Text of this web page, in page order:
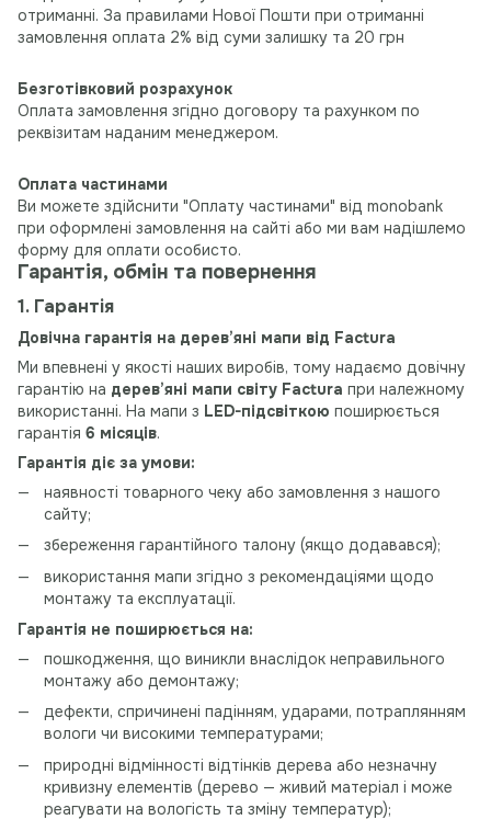
отриманні. За правилами Нової Пошти при отриманні
замовлення оплата 2% від суми залишку та 20 грн
Безготівковий розрахунок
Оплата замовлення згідно договору та рахунком по
реквізитам наданим менеджером.
Оплата частинами
Ви можете здійснити "Оплату частинами" від monobank
при оформлені замовлення на сайті або ми вам надішлемо
форму для оплати особисто.
Гарантія, обмін та повернення
1. Гарантія
Довічна гарантія на дерев’яні мапи від Factura
Ми впевнені у якості наших виробів, тому надаємо довічну
гарантію на дерев’яні мапи світу Factura при належному
використанні. На мапи з LED-підсвіткою поширюється
гарантія 6 місяців.
Гарантія діє за умови:
наявності товарного чеку або замовлення з нашого
сайту;
збереження гарантійного талону (якщо додавався);
використання мапи згідно з рекомендаціями щодо
монтажу та експлуатації.
Гарантія не поширюється на:
пошкодження, що виникли внаслідок неправильного
монтажу або демонтажу;
дефекти, спричинені падінням, ударами, потраплянням
вологи чи високими температурами;
природні відмінності відтінків дерева або незначну
кривизну елементів (дерево — живий матеріал і може
реагувати на вологість та зміну температур);